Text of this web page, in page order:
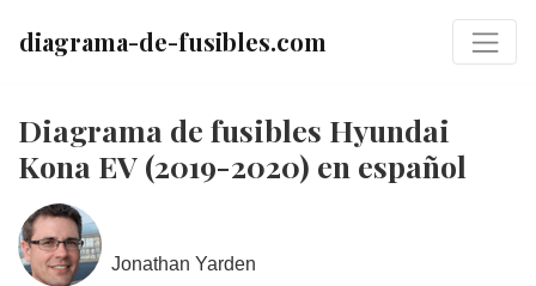
diagrama-de-fusibles.com
Diagrama de fusibles Hyundai
Kona EV (2019-2020) en español
Jonathan Yarden